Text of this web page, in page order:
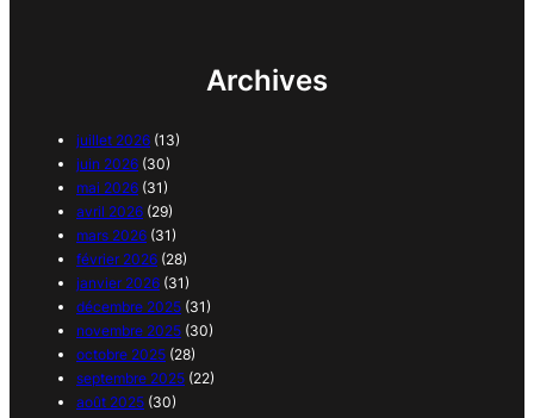
Archives
juillet 2026 (13)
juin 2026 (30)
mai 2026 (31)
avril 2026 (29)
mars 2026 (31)
février 2026 (28)
janvier 2026 (31)
décembre 2025 (31)
novembre 2025 (30)
octobre 2025 (28)
septembre 2025 (22)
août 2025 (30)